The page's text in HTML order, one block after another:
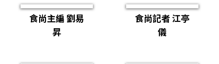
食尚主編 劉易
昇
食尚記者 江亭
儀